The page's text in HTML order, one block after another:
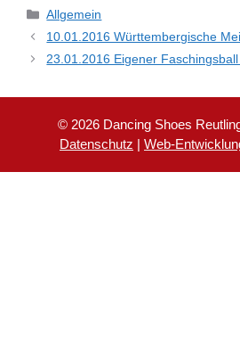
Kategorien
Allgemein
10.01.2016 Württembergische
23.01.2016 Eigener
© 2026 Dancing Shoes
Datenschutz | Web-